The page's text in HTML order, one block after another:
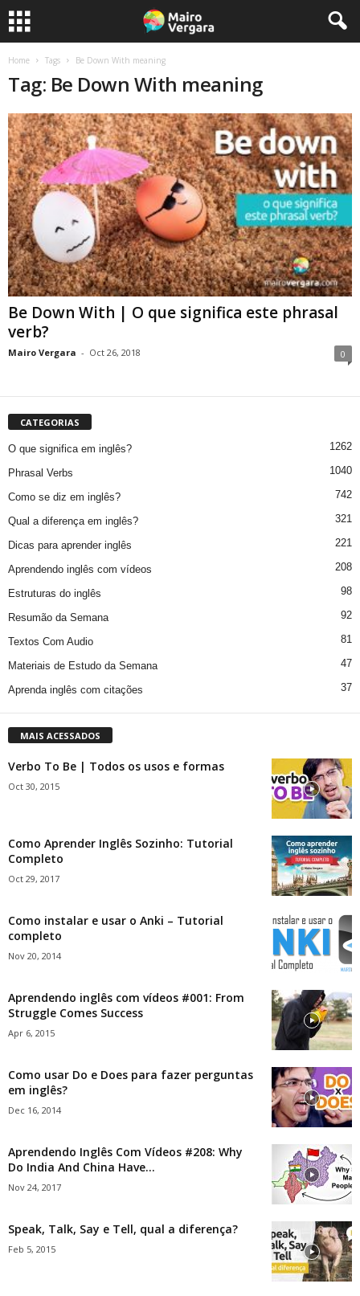
Home Tags Be Down With meaning
Tag: Be Down With meaning
Be Down With | O que significa este phrasal
verb?
Mairo Vergara - Oct 26, 2018 0
CATEGORIAS
O que significa em inglês? 1262
Phrasal Verbs 1040
Como se diz em inglês? 742
Qual a diferença em inglês? 321
Dicas para aprender inglês 221
Aprendendo inglês com vídeos 208
Estruturas do inglês 98
Resumão da Semana 92
Textos Com Audio 81
Materiais de Estudo da Semana 47
Aprenda inglês com citações 37
MAIS ACESSADOS
Verbo To Be | Todos os usos e formas
Oct 30, 2015
Como Aprender Inglês Sozinho: Tutorial
Completo
Oct 29, 2017
Como instalar e usar o Anki – Tutorial
completo
Nov 20, 2014
Aprendendo inglês com vídeos #001: From
Struggle Comes Success
Apr 6, 2015
Como usar Do e Does para fazer perguntas
em inglês?
Dec 16, 2014
Aprendendo Inglês Com Vídeos #208: Why
Do India And China Have...
Nov 24, 2017
Speak, Talk, Say e Tell, qual a diferença?
Feb 5, 2015